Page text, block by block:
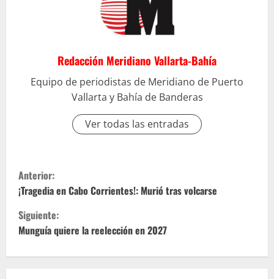
Redacción Meridiano Vallarta-Bahía
Equipo de periodistas de Meridiano de Puerto
Vallarta y Bahía de Banderas
Ver todas las entradas
S
i
g
Anterior:
¡Tragedia en Cabo Corrientes!: Murió tras volcarse
Siguiente:
Munguía quiere la reelección en 2027